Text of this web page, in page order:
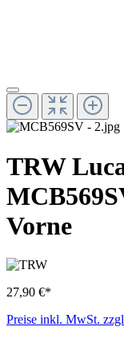
TRW
Vorne
27,90 €*
Preise inkl. MwSt.